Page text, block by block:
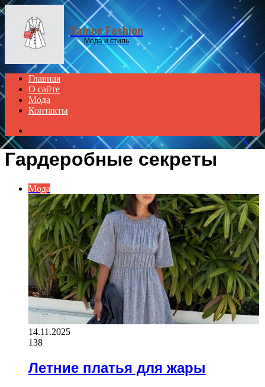
Menu
Samos Fashion
Мода и стиль
Главная
О сайте
Мода
Контакты
Гардеробные секреты
Мода
14.11.2025
138
Летние платья для жары